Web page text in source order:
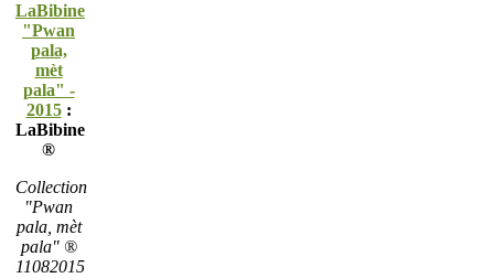
LaBibine
"Pwan
pala,
mèt
pala" -
2015:
LaBibine
®
Collection
"Pwan
pala, mèt
pala" ®
11082015